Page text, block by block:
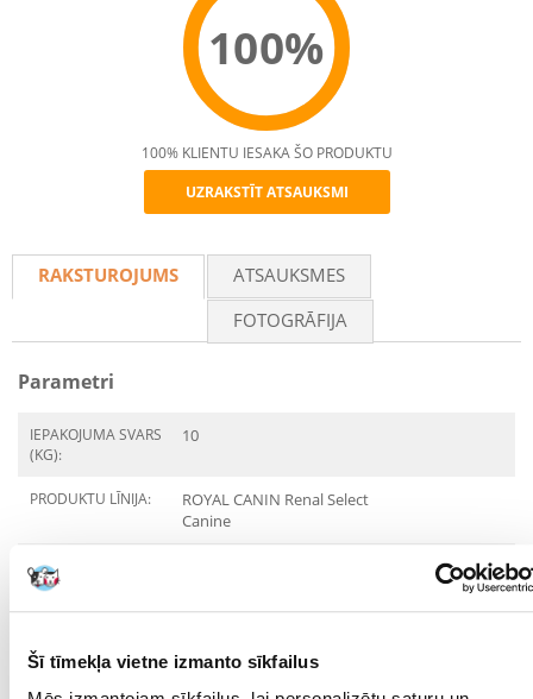
Šī tīmekļa vietne izmanto sīkfailus
100%
Recommend
100% KLIENTU IESAKA ŠO PRODUKTU
UZRAKSTĪT ATSAUKSMI
RAKSTUROJUMS
ATSAUKSMES
FOTOGRĀFIJA
Parametri
IEPAKOJUMA SVARS
(KG):
10
PRODUKTU LĪNIJA:
ROYAL CANIN Renal Select
Canine
PRODUCENT:
DZĪVES POSMS: Pieaudzis